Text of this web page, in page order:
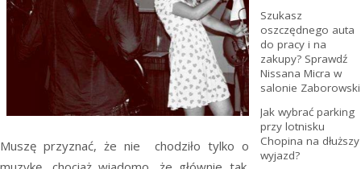
Muszę przyznać, że nie chodziło tylko o
Szukasz
oszczędnego auta
do pracy i na
zakupy? Sprawdź
Nissana Micra w
salonie Zaborowski
Jak wybrać parking
przy lotnisku
Chopina na dłuższy
wyjazd?